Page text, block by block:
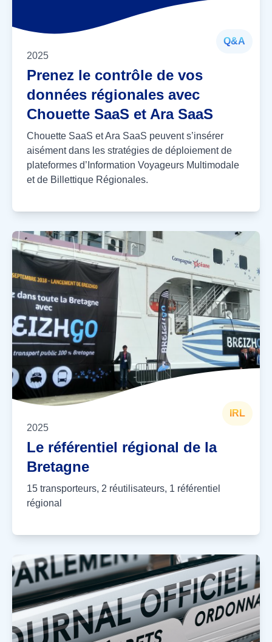
Q&A
2025
Prenez le contrôle de vos
données régionales avec
Chouette SaaS et Ara SaaS
Chouette SaaS et Ara SaaS peuvent s’insérer
aisément dans les stratégies de déploiement de
plateformes d’Information Voyageurs Multimodale
et de Billettique Régionales.
IRL
2025
Le référentiel régional de la
Bretagne
15 transporteurs, 2 réutilisateurs, 1 référentiel
régional